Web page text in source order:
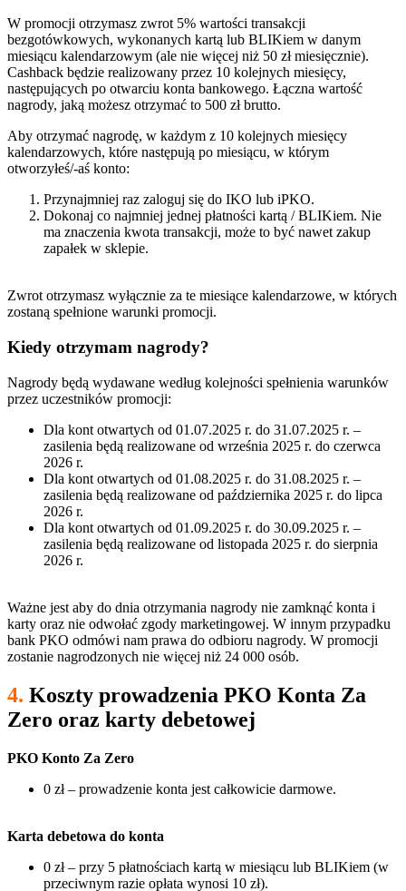
W promocji otrzymasz zwrot 5% wartości transakcji
bezgotówkowych, wykonanych kartą lub BLIKiem w danym
miesiącu kalendarzowym (ale nie więcej niż 50 zł miesięcznie).
Cashback będzie realizowany przez 10 kolejnych miesięcy,
następujących po otwarciu konta bankowego. Łączna wartość
nagrody, jaką możesz otrzymać to 500 zł brutto.
Aby otrzymać nagrodę, w każdym z 10 kolejnych miesięcy
kalendarzowych, które następują po miesiącu, w którym
otworzyłeś/-aś konto:
Przynajmniej raz zaloguj się do IKO lub iPKO.
Dokonaj co najmniej jednej płatności kartą / BLIKiem. Nie
ma znaczenia kwota transakcji, może to być nawet zakup
zapałek w sklepie.
Zwrot otrzymasz wyłącznie za te miesiące kalendarzowe, w których
zostaną spełnione warunki promocji.
Kiedy otrzymam nagrody?
Nagrody będą wydawane według kolejności spełnienia warunków
przez uczestników promocji:
Dla kont otwartych od 01.07.2025 r. do 31.07.2025 r. –
zasilenia będą realizowane od września 2025 r. do czerwca
2026 r.
Dla kont otwartych od 01.08.2025 r. do 31.08.2025 r. –
zasilenia będą realizowane od października 2025 r. do lipca
2026 r.
Dla kont otwartych od 01.09.2025 r. do 30.09.2025 r. –
zasilenia będą realizowane od listopada 2025 r. do sierpnia
2026 r.
Ważne jest aby do dnia otrzymania nagrody nie zamknąć konta i
karty oraz nie odwołać zgody marketingowej. W innym przypadku
bank PKO odmówi nam prawa do odbioru nagrody. W promocji
zostanie nagrodzonych nie więcej niż 24 000 osób.
4. Koszty prowadzenia PKO Konta Za
Zero oraz karty debetowej
PKO Konto Za Zero
0 zł – prowadzenie konta jest całkowicie darmowe.
Karta debetowa do konta
0 zł – przy 5 płatnościach kartą w miesiącu lub BLIKiem (w
przeciwnym razie opłata wynosi 10 zł).